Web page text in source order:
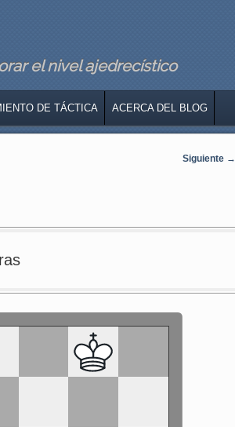
el nivel ajedrecístico
DE TÁCTICA ACERCA DEL BLOG
Siguiente →